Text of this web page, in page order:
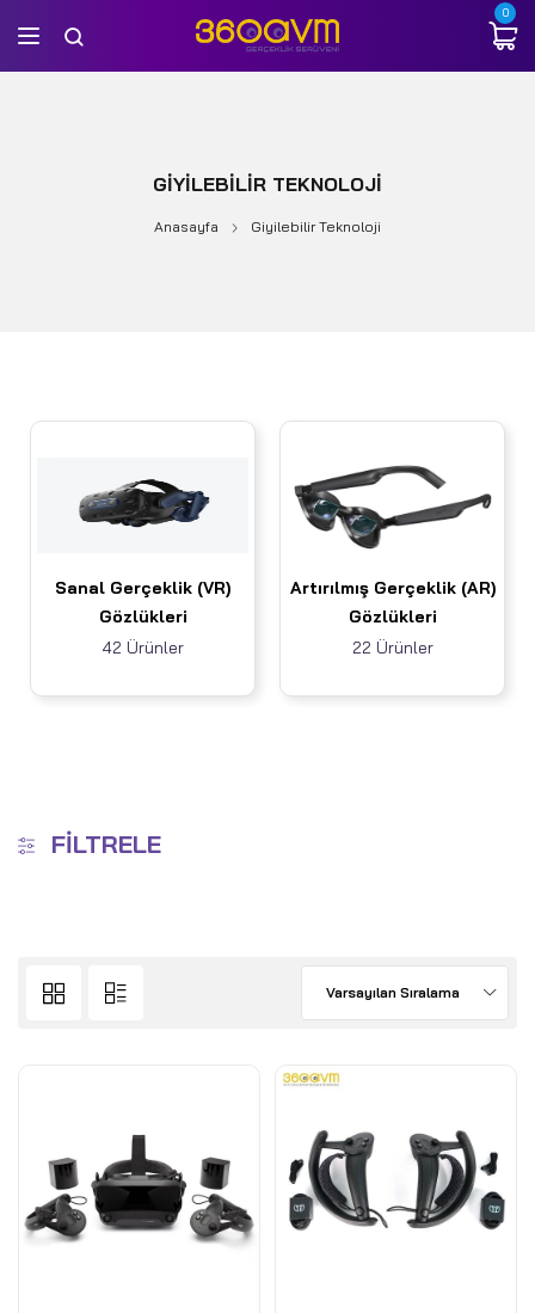
0
GIYILEBILIR TEKNOLOJI
Anasayfa Giyilebilir Teknoloji
Sanal Gerçeklik (VR)
Gözlükleri
42 Ürünler
Artırılmış Gerçeklik (AR)
Gözlükleri
22 Ürünler
FILTRELE
Varsayılan Sıralama